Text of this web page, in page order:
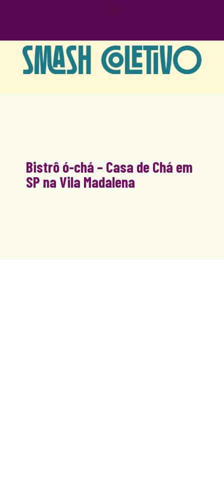
Bistrô ó-chá – Casa de Chá em
SP na Vila Madalena